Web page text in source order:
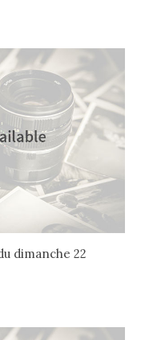
dimanche 22